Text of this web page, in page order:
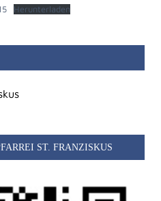
Herunterladen
ST. FRANZISKUS